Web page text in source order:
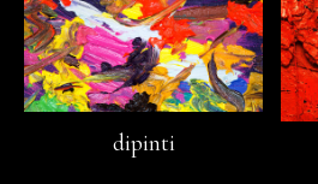
dipinti